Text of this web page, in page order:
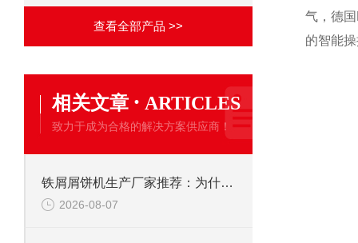
查看全部产品 >>
相关文章 · ARTICLES
致力于成为合格的解决方案供应商！
铁屑屑饼机生产厂家推荐：为什么恩派特是您的优选伙伴
2026-08-07
气，德
的智能